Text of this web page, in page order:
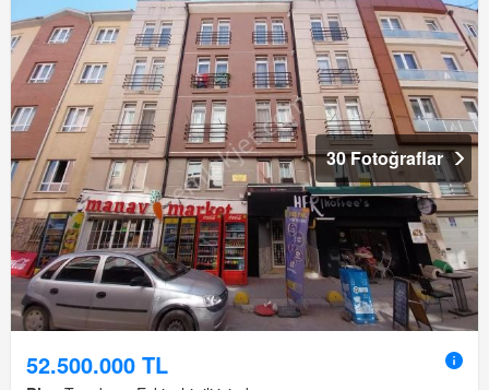
30 Fotoğraflar
52.500.000 TL